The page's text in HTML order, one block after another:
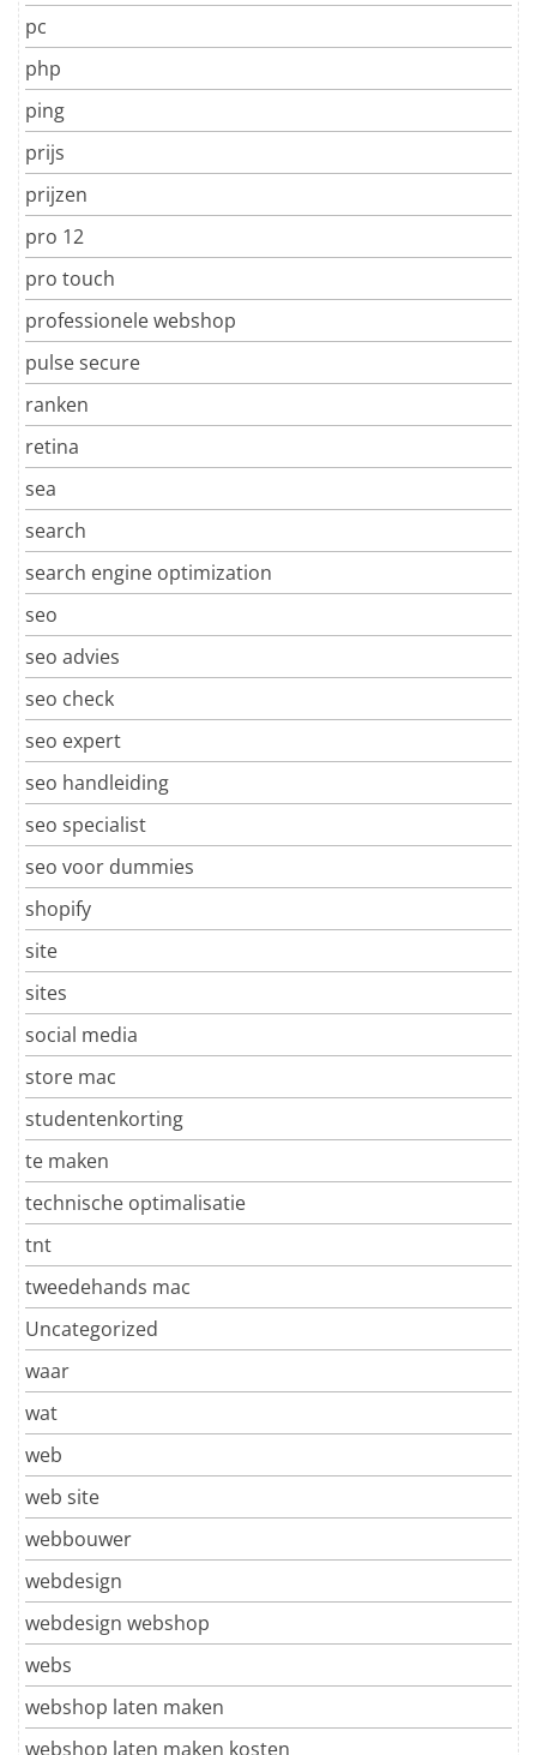
pc
php
ping
prijs
prijzen
pro 12
pro touch
professionele webshop
pulse secure
ranken
retina
sea
search
search engine optimization
seo
seo advies
seo check
seo expert
seo handleiding
seo specialist
seo voor dummies
shopify
site
sites
social media
store mac
studentenkorting
te maken
technische optimalisatie
tnt
tweedehands mac
Uncategorized
waar
wat
web
web site
webbouwer
webdesign
webdesign webshop
webs
webshop laten maken
webshop laten maken kosten